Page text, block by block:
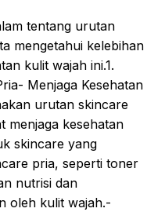
tentang urutan
mengetahui kelebihan
kulit wajah ini.1.
Menjaga Kesehatan
urutan skincare
menjaga kesehatan
skincare yang
pria, seperti toner
nutrisi dan
oleh kulit wajah.-